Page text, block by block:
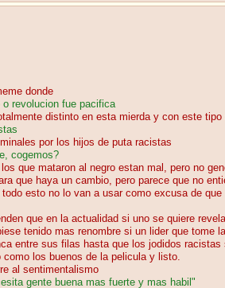
donde
revolucion fue pacifica
distinto en esta mierda y con este
por los hijos de puta racistas
cogemos?
que mataron al negro estan mal, pero no
que haya un cambio, pero parece que no
esto no lo van a usar como excusa de
que en la actualidad si uno se quiere
tenido mas renombre si un lider que
entre sus filas hasta que los jodidos
como los buenos de la pelicula y listo.
al sentimentalismo
gente buena mas fuerte y mas habil"